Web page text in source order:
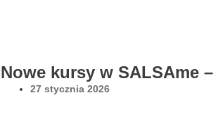
Nowe kursy w SALSAme –
27 stycznia 2026